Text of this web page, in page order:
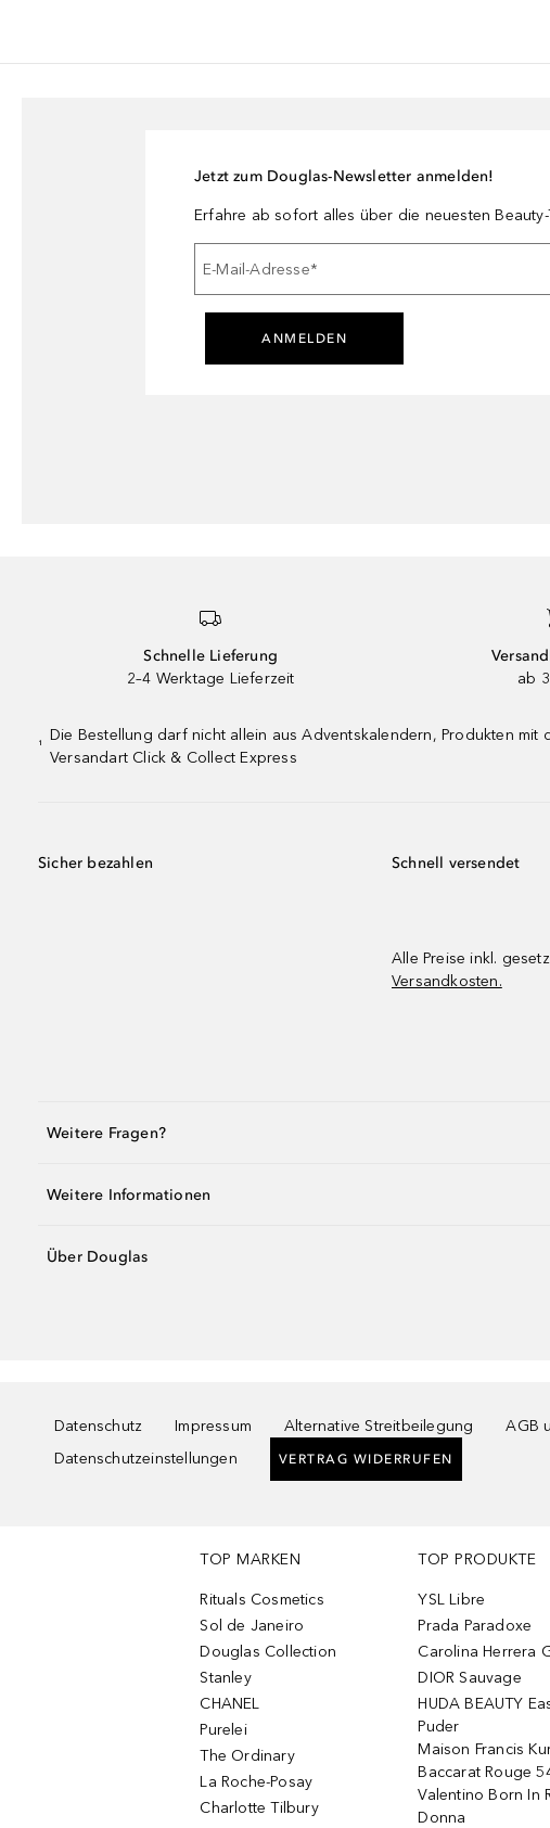
Jetzt zum Douglas-Newsletter anmelden!
Erfahre ab sofort alles über die neuesten
E-Mail-Adresse*
ANMELDEN
Schnelle Lieferung
2–4 Werktage Lieferzeit
ab
¹
Die Bestellung darf nicht allein aus Adventskalendern, Produkten
Versandart Click & Collect Express
Sicher bezahlen Schnell versendet
Alle Preise inkl.
Versandkosten.
Weitere Fragen?
Weitere Informationen
Über Douglas
Datenschutz Impressum Alternative Streitbeilegung
AGB
Datenschutzeinstellungen
VERTRAG WIDERRUFEN
TOP MARKEN
Rituals Cosmetics
Sol de Janeiro
Douglas Collection
Stanley
CHANEL
Purelei
The Ordinary
La Roche-Posay
Charlotte Tilbury
TOP PRODUKTE
YSL Libre
Prada Paradoxe
Carolina Herrera
DIOR Sauvage
HUDA BEAUTY
Puder
Maison Francis
Baccarat Rouge
Valentino Born In
Donna